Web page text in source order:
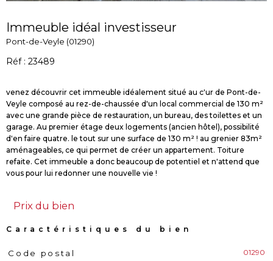
Immeuble idéal investisseur
Pont-de-Veyle (01290)
Réf : 23489
venez découvrir cet immeuble idéalement situé au c'ur de Pont-de-
Veyle composé au rez-de-chaussée d'un local commercial de 130 m²
avec une grande pièce de restauration, un bureau, des toilettes et un
garage. Au premier étage deux logements (ancien hôtel), possibilité
d'en faire quatre. le tout sur une surface de 130 m² ! au grenier 83m²
aménageables, ce qui permet de créer un appartement. Toiture
refaite. Cet immeuble a donc beaucoup de potentiel et n'attend que
Prix du bien
Caractéristiques du bien
Caractéristiques Valeurs
Code postal 01290